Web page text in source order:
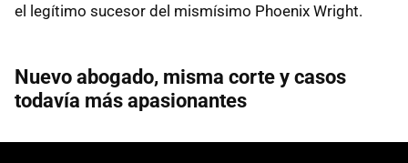
el legítimo sucesor del mismísimo Phoenix Wright.
Nuevo abogado, misma corte y casos
todavía más apasionantes